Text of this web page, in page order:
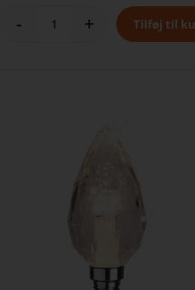
- +